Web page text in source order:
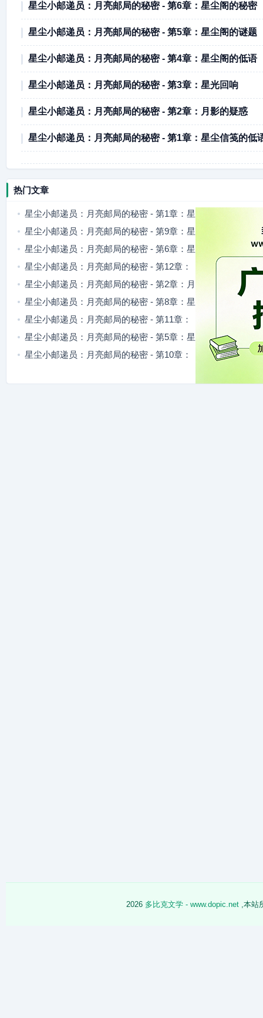
星尘小邮递员：月亮邮局的秘密 - 第6章：星尘阁的秘密
星尘小邮递员：月亮邮局的秘密 - 第5章：星尘阁的谜题
星尘小邮递员：月亮邮局的秘密 - 第4章：星尘阁的低语
星尘小邮递员：月亮邮局的秘密 - 第3章：星光回响
星尘小邮递员：月亮邮局的秘密 - 第2章：月影的疑惑
星尘小邮递员：月亮邮局的秘密 - 第1章：星尘信笺的低
热门文章
星尘小邮递员：月亮邮局的秘密 - 第1章：星
尘信笺的低语
星尘小邮递员：月亮邮局的秘密 - 第9章：星
尘阁的低语
星尘小邮递员：月亮邮局的秘密 - 第6章：星
尘阁的秘密
星尘小邮递员：月亮邮局的秘密 - 第12章：
七扇门的低语
星尘小邮递员：月亮邮局的秘密 - 第2章：月
影的疑惑
星尘小邮递员：月亮邮局的秘密 - 第8章：星
尘邮局的低语
星尘小邮递员：月亮邮局的秘密 - 第11章：
星光遗迹的低语
星尘小邮递员：月亮邮局的秘密 - 第5章：星
尘阁的谜题
星尘小邮递员：月亮邮局的秘密 - 第10章：
2026 多比克文学 - www.dopic.net ,本站